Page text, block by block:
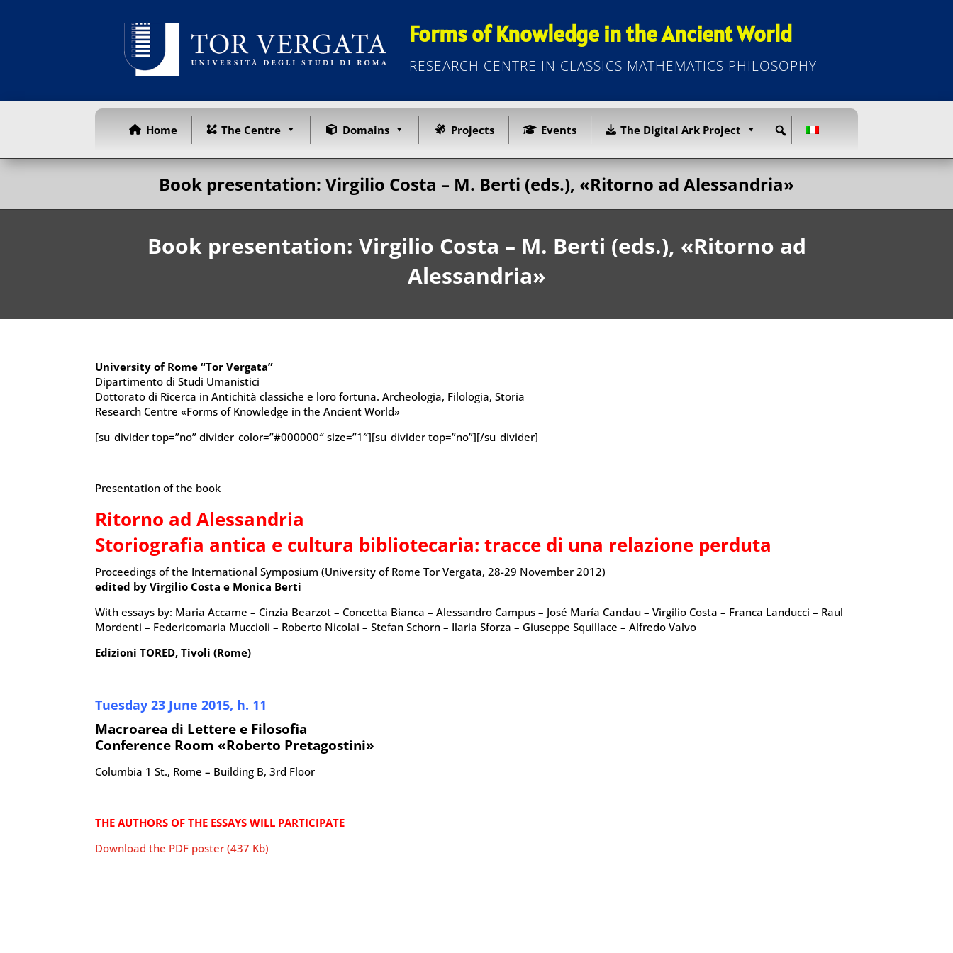
Forms of Knowledge in the Ancient World
RESEARCH CENTRE IN CLASSICS MATHEMATICS PHILOSOPHY
Home The Centre Domains Projects Events The Digital Ark Project
Book presentation: Virgilio Costa – M. Berti (eds.), «Ritorno ad Alessandria»
Book presentation: Virgilio Costa – M. Berti (eds.), «Ritorno ad
Alessandria»
University of Rome “Tor Vergata”
Dipartimento di Studi Umanistici
Dottorato di Ricerca in Antichità classiche e loro fortuna. Archeologia, Filologia, Storia
Research Centre «Forms of Knowledge in the Ancient World»
[su_divider top=”no” divider_color=”#000000″ size=”1″][su_divider top=”no”][/su_divider]
Presentation of the book
Ritorno ad Alessandria
Storiografia antica e cultura bibliotecaria: tracce di una relazione perduta
Proceedings of the International Symposium (University of Rome Tor Vergata, 28-29 November 2012)
edited by Virgilio Costa e Monica Berti
With essays by: Maria Accame – Cinzia Bearzot – Concetta Bianca – Alessandro Campus – José María Candau – Virgilio Costa – Franca Landucci – Raul
Mordenti – Federicomaria Muccioli – Roberto Nicolai – Stefan Schorn – Ilaria Sforza – Giuseppe Squillace – Alfredo Valvo
Edizioni TORED, Tivoli (Rome)
Tuesday 23 June 2015, h. 11
Macroarea di Lettere e Filosofia
Conference Room «Roberto Pretagostini»
Columbia 1 St., Rome – Building B, 3rd Floor
THE AUTHORS OF THE ESSAYS WILL PARTICIPATE
Download the PDF poster (437 Kb)